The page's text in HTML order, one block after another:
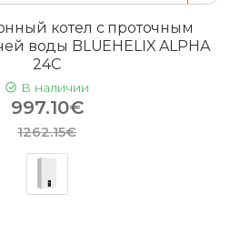
котел с проточным
воды BLUEHELIX ALPHA
24C
В наличии
997.10€
1262.15€